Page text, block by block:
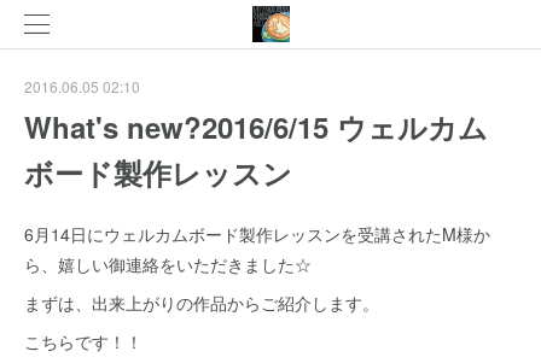
2016.06.05 02:10
What's new?2016/6/15 ウェルカム
ボード製作レッスン
6月14日にウェルカムボード製作レッスンを受講されたM様か
ら、嬉しい御連絡をいただきました☆
まずは、出来上がりの作品からご紹介します。
こちらです！！